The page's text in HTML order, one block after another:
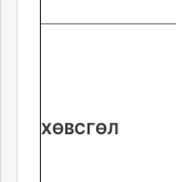
ХӨВСГӨЛ